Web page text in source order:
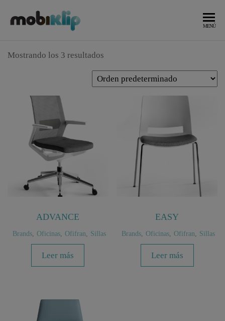
MENÚ
Mostrando los 3 resultados
ADVANCE
Brands, Oficinas, Ofifran Sillas
Leer más
EASY
Brands Oficinas Ofifran Sillas
Leer más